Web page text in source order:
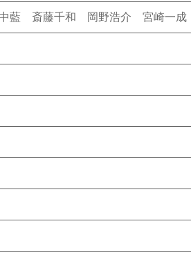
藍 斎藤千和 岡野浩介 宮崎一成